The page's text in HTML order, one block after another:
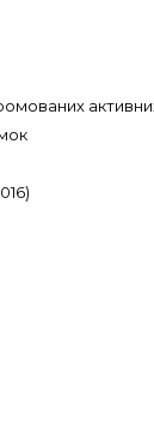
активних